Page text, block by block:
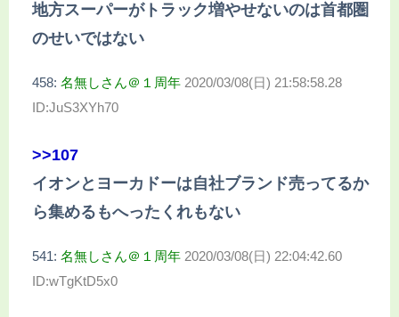
地方スーパーがトラック増やせないのは首都圏
のせいではない
458: 名無しさん＠１周年 2020/03/08(日) 21:58:58.28
ID:JuS3XYh70
>>107
イオンとヨーカドーは自社ブランド売ってるか
ら集めるもへったくれもない
541: 名無しさん＠１周年 2020/03/08(日) 22:04:42.60
ID:wTgKtD5x0